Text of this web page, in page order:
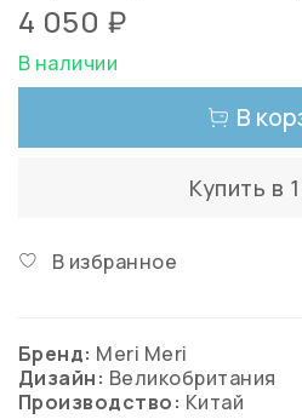
4 050 ₽
В наличии
В
Купить в
В избранное
Бренд: Meri Meri
Дизайн: Великобритания
Производство: Китай